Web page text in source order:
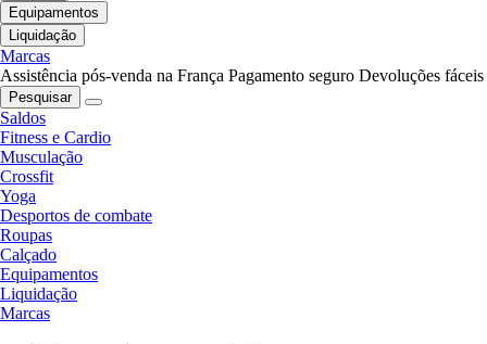
Equipamentos
Liquidação
Marcas
Assistência pós-venda na França Pagamento seguro Devoluções fáceis
Pesquisar
Saldos
Fitness e Cardio
Musculação
Crossfit
Yoga
Desportos de combate
Roupas
Calçado
Equipamentos
Liquidação
Marcas